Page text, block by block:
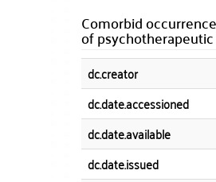
Comorbid
of
dc.creator
dc.date.accessioned
dc.date.available
dc.date.issued